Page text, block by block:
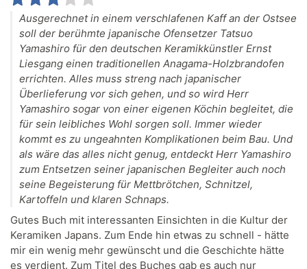
Ausgerechnet in einem verschlafenen Kaff an der Ostsee
soll der berühmte japanische Ofensetzer Tatsuo
Yamashiro für den deutschen Keramikkünstler Ernst
Liesgang einen traditionellen Anagama-Holzbrandofen
errichten. Alles muss streng nach japanischer
Überlieferung vor sich gehen, und so wird Herr
Yamashiro sogar von einer eigenen Köchin begleitet, die
für sein leibliches Wohl sorgen soll. Immer wieder
kommt es zu ungeahnten Komplikationen beim Bau. Und
als wäre das alles nicht genug, entdeckt Herr Yamashiro
zum Entsetzen seiner japanischen Begleiter auch noch
seine Begeisterung für Mettbrötchen, Schnitzel,
Kartoffeln und klaren Schnaps.
Gutes Buch mit interessanten Einsichten in die Kultur der
Keramiken Japans. Zum Ende hin etwas zu schnell - hätte
mir ein wenig mehr gewünscht und die Geschichte hätte
es verdient. Zum Titel des Buches gab es auch nur